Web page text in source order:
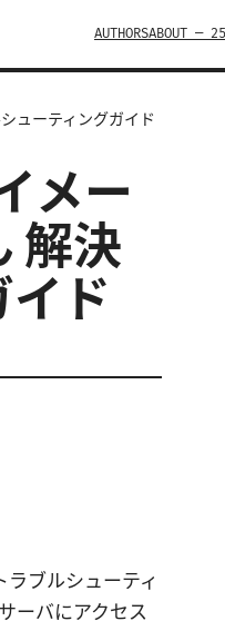
AUTHORSABOUT —
ューティングガイド
メー
解決
ド
ブルシューティ
ーバにアクセス